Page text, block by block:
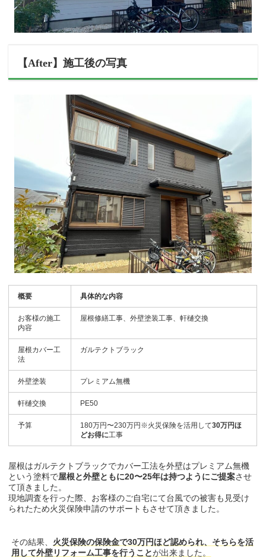
【After】施工後の写真
概要 具体的な内容
お客様の施工
内容
屋根修繕工事、外壁塗装工事、軒樋交換
屋根カバー工
法
ガルテクトブラック
外壁塗装 プレミアム無機
軒樋交換 PE50
予算 180万円〜230万円※火災保険を活用して30万円ほ
どお得に工事
屋根はガルテクトブラックでカバー工法を外壁はプレミアム無機
という塗料で屋根と外壁ともに20〜25年は持つようにご提案させ
て頂きました。
現地調査を行った際、お客様のご自宅にて台風での被害も見受け
られたため火災保険申請のサポートもさせて頂きました。
その結果、 火災保険の保険金で30万円ほど認められ、そちらを活
用して外壁リフォーム工事を行うことが出来ました。